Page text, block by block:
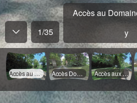
1/35
Accès au
y
Accès au Domaine du Thiémay Accès Domaine Accès aux Gîtes